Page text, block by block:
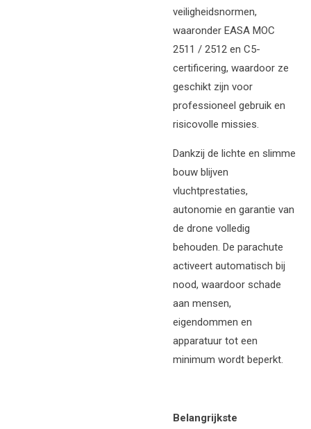
veiligheidsnormen,
waaronder EASA MOC
2511 / 2512 en C5-
certificering, waardoor ze
geschikt zijn voor
professioneel gebruik en
risicovolle missies.
Dankzij de lichte en slimme
bouw blijven
vluchtprestaties,
autonomie en garantie van
de drone volledig
behouden. De parachute
activeert automatisch bij
nood, waardoor schade
aan mensen,
eigendommen en
apparatuur tot een
minimum wordt beperkt.
Belangrijkste